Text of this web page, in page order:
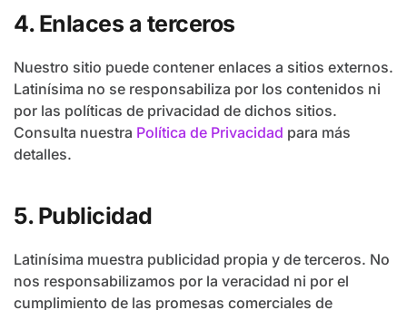
4. Enlaces a terceros
Nuestro sitio puede contener enlaces a sitios externos.
Latinísima no se responsabiliza por los contenidos ni
por las políticas de privacidad de dichos sitios.
Consulta nuestra Política de Privacidad para más
detalles.
5. Publicidad
Latinísima muestra publicidad propia y de terceros. No
nos responsabilizamos por la veracidad ni por el
cumplimiento de las promesas comerciales de